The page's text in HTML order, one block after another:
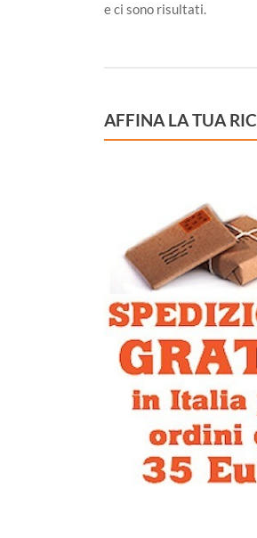
e ci sono risultati.
AFFINA LA TUA